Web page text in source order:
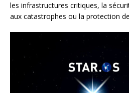
les infrastructures critiques, la
aux catastrophes ou la protection